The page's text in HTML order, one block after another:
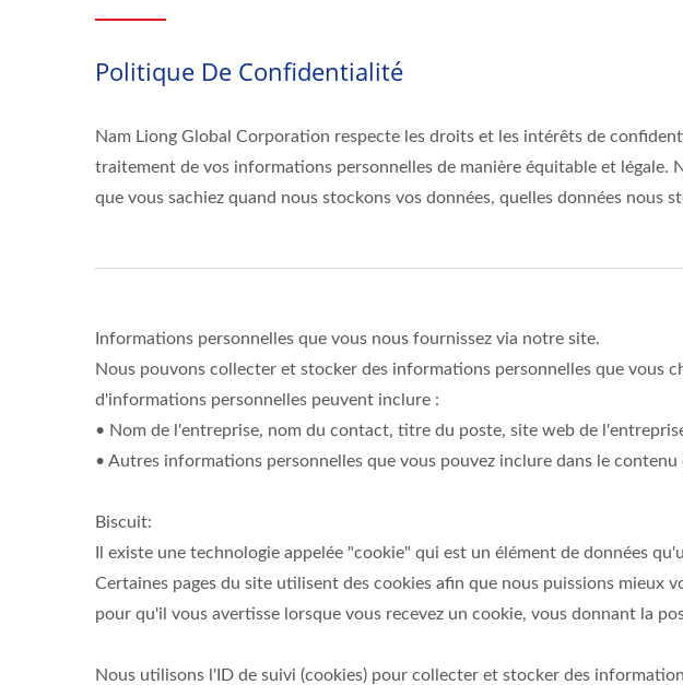
Politique De Confidentialité
Nam Liong Global Corporation respecte les droits et les intérêts de
traitement de vos informations personnelles de manière équitable et
que vous sachiez quand nous stockons vos données, quelles données nous
Informations personnelles que vous nous fournissez via notre site.
Nous pouvons collecter et stocker des informations personnelles que vous
d'informations personnelles peuvent inclure :
• Nom de l'entreprise, nom du contact, titre du poste, site web de
• Autres informations personnelles que vous pouvez inclure dans le contenu
Biscuit:
Il existe une technologie appelée "cookie" qui est un élément de données
Certaines pages du site utilisent des cookies afin que nous puissions mieux
pour qu'il vous avertisse lorsque vous recevez un cookie, vous donnant la
Nous utilisons l'ID de suivi (cookies) pour collecter et stocker des